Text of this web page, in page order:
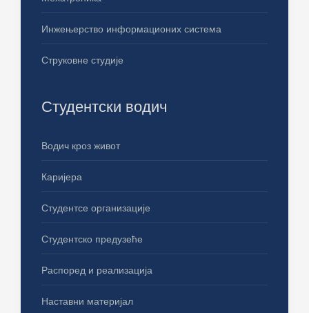
Инжењерство информационих система
Струковне студије
Студентски водич
Водич кроз живот
Каријера
Студентсе организације
Студентско предузеће
Распоред и реализација
Наставни материјал